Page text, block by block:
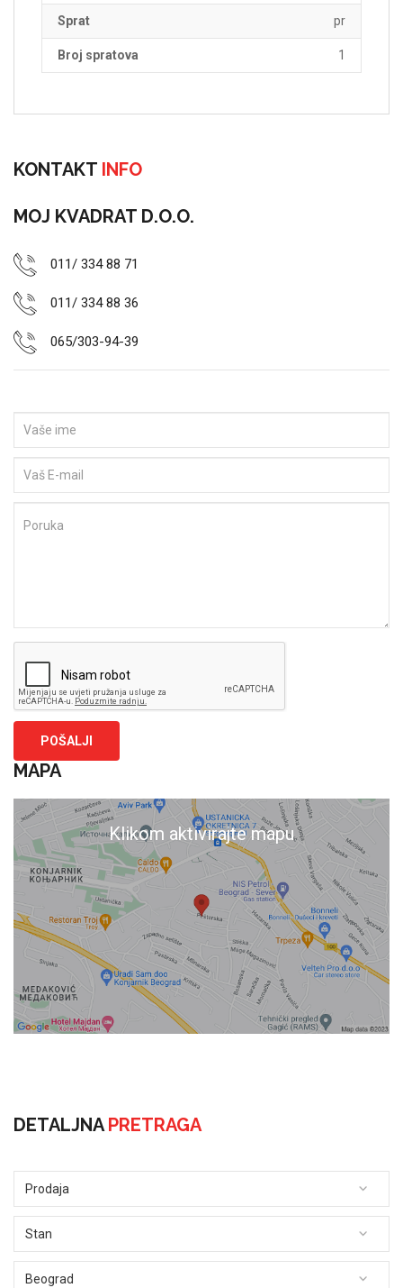
Sprat pr
Broj spratova 1
KONTAKT INFO
MOJ KVADRAT D.O.O.
011/ 334 88 71
011/ 334 88 36
065/303-94-39
MAPA
Klikom aktivirajte mapu
DETALJNAPRETRAGA
Prodaja
Stan
Beograd